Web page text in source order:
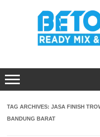
TAG ARCHIVES: JASA FINISH
BANDUNG BARAT